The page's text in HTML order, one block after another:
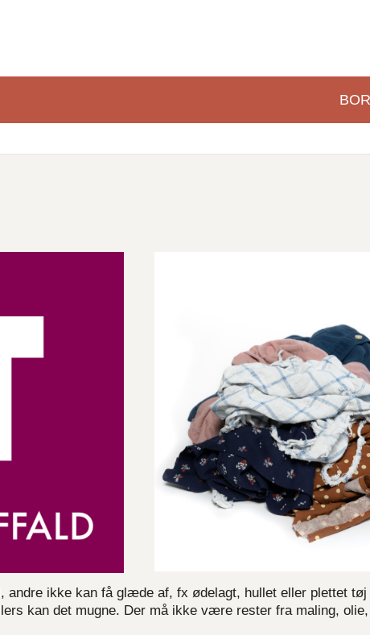
andre ikke kan få glæde af, fx ødelagt, hullet eller plettet
kan det mugne. Der må ikke være rester fra maling,